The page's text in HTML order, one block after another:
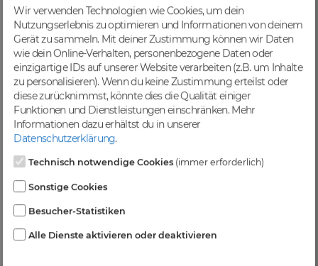
Von Domainern für Domainer entwickelt, mit
übersichtlichen Listen für effizientes Management
Günstige Preise
Backorders bereits ab € 4,99. Je nach deinem Tier-
Level und zzgl. MwSt falls anwendbar
Kein Gebotsverfahren
Einfaches System - Deine Orders werden nach dem
Wir verwenden Technologien wie Cookies, um dein
Nutzungserlebnis zu optimieren und Informationen von deinem
Gerät zu sammeln. Mit deiner Zustimmung können wir Daten
wie dein Online-Verhalten, personenbezogene Daten oder
einzigartige IDs auf unserer Website verarbeiten (z.B. um Inhalte
zu personalisieren). Wenn du keine Zustimmung erteilst oder
diese zurücknimmst, könnte dies die Qualität einiger
Funktionen und Dienstleistungen einschränken. Mehr
Informationen dazu erhältst du in unserer
Datenschutzerklärung.
Technisch notwendige Cookies (immer erforderlich)
Sonstige Cookies
Besucher-Statistiken
Alle Dienste aktivieren oder deaktivieren